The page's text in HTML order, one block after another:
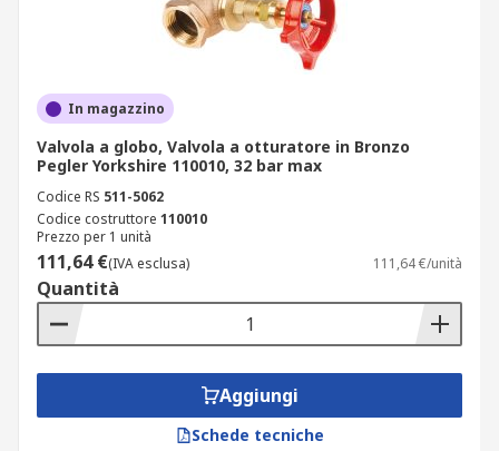
In magazzino
Valvola a globo, Valvola a otturatore in Bronzo
Pegler Yorkshire 110010, 32 bar max
Codice RS 511-5062
Codice costruttore 110010
Prezzo per 1 unità
111,64 €(IVA esclusa) 111,64 €/unità
Quantità
Aggiungi
Schede tecniche